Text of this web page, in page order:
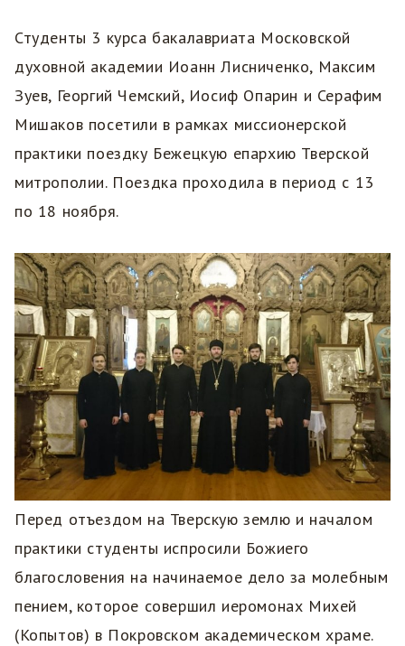
Студенты 3 курса бакалавриата Московской
духовной академии Иоанн Лисниченко, Максим
Зуев, Георгий Чемский, Иосиф Опарин и Серафим
Мишаков посетили в рамках миссионерской
практики поездку Бежецкую епархию Тверской
митрополии. Поездка проходила в период с 13
по 18 ноября.
Перед отъездом на Тверскую землю и началом
практики студенты испросили Божиего
благословения на начинаемое дело за молебным
пением, которое совершил иеромонах Михей
(Копытов) в Покровском академическом храме.